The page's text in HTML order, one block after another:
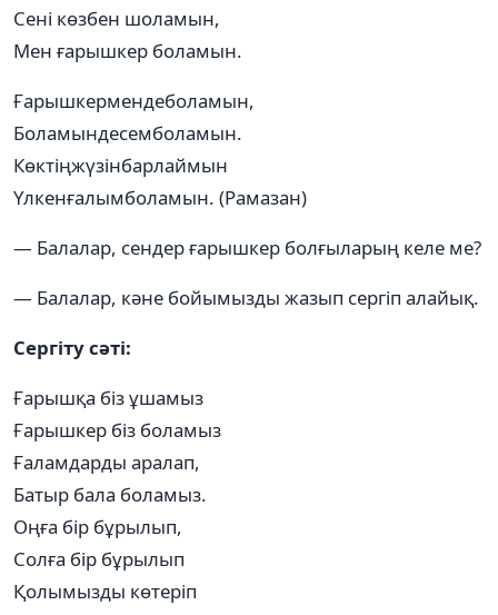
Сені көзбен шоламын,
Мен ғарышкер боламын.
Ғарышкермендеболамын,
Боламындесемболамын.
Көктіңжүзінбарлаймын
Үлкенғалымболамын. (Рамазан)
— Балалар, сендер ғарышкер болғыларың келе ме?
— Балалар, кәне бойымызды жазып сергіп алайық.
Сергіту сәті:
Ғарышқа біз ұшамыз
Ғарышкер біз боламыз
Ғаламдарды аралап,
Батыр бала боламыз.
Оңға бір бұрылып,
Солға бір бұрылып
Қолымызды көтеріп